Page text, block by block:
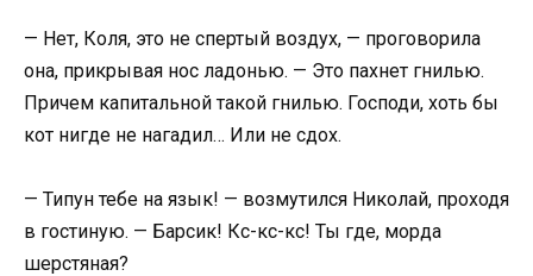
— Нет, Коля, это не спертый воздух, — проговорила
она, прикрывая нос ладонью. — Это пахнет гнилью.
Причем капитальной такой гнилью. Господи, хоть бы
кот нигде не нагадил… Или не сдох.
— Типун тебе на язык! — возмутился Николай, проходя
в гостиную. — Барсик! Кс-кс-кс! Ты где, морда
шерстяная?